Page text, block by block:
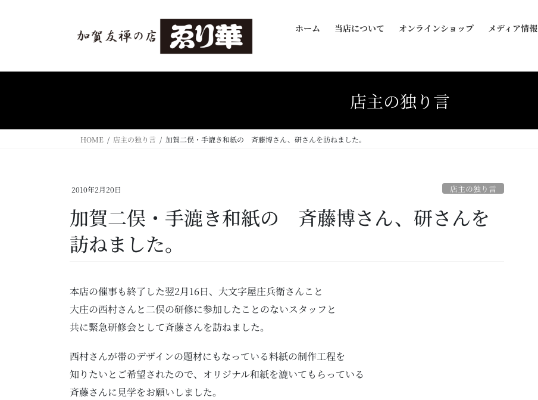
ホーム 当店について オンラインショップ メディア情報
店主の独り言
HOME 店主の独り言 加賀二俣・手漉き和紙の 斉藤博さん、研さんを訪ねました。
2010年2月20日 店主の独り言
加賀二俣・手漉き和紙の 斉藤博さん、研さんを
訪ねました。
本店の催事も終了した翌2月16日、大文字屋庄兵衛さんこと
大庄の西村さんと二俣の研修に参加したことのないスタッフと
共に緊急研修会として斉藤さんを訪ねました。
西村さんが帯のデザインの題材にもなっている料紙の制作工程を
知りたいとご希望されたので、オリジナル和紙を漉いてもらっている
斉藤さんに見学をお願いしました。